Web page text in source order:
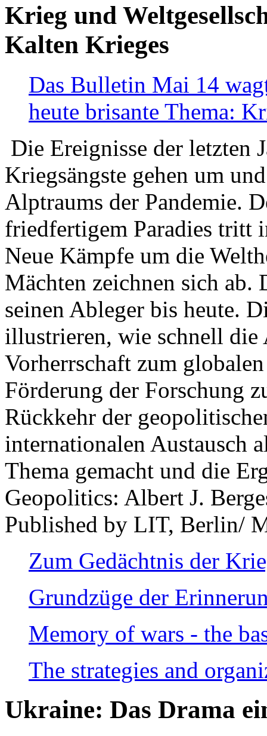
Krieg und
Kalten Krieges
Das Bulletin Mai 14
heute brisante Thema:
Die Ereignisse der letzten
Kriegsängste gehen um
Alptraums der Pandemie.
friedfertigem Paradies tritt
Neue Kämpfe um die
Mächten zeichnen sich
seinen Ableger bis heute.
illustrieren, wie schnell die
Vorherrschaft zum
Förderung der Forschung
Rückkehr der
internationalen Austausch
Thema gemacht und die
Geopolitics: Albert J.
Published by LIT, Berlin/
Zum Gedächtnis der
Grundzüge der
Memory of wars - the
The strategies and
Ukraine: Das Drama